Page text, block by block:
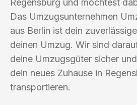
Regensburg und möchtest
Das Umzugsunternehmen
aus Berlin ist dein
deinen Umzug. Wir sind
deine Umzugsgüter sicher
dein neues Zuhause in
transportieren.